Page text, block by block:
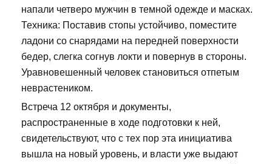
напали четверо мужчин в темной одежде и масках.
Техника: Поставив стопы устойчиво, поместите
ладони со снарядами на передней поверхности
бедер, слегка согнув локти и повернув в стороны.
Уравновешенный человек становиться отпетым
неврастеником.
Встреча 12 октября и документы,
распространенные в ходе подготовки к ней,
свидетельствуют, что с тех пор эта инициатива
вышла на новый уровень, и власти уже выдают